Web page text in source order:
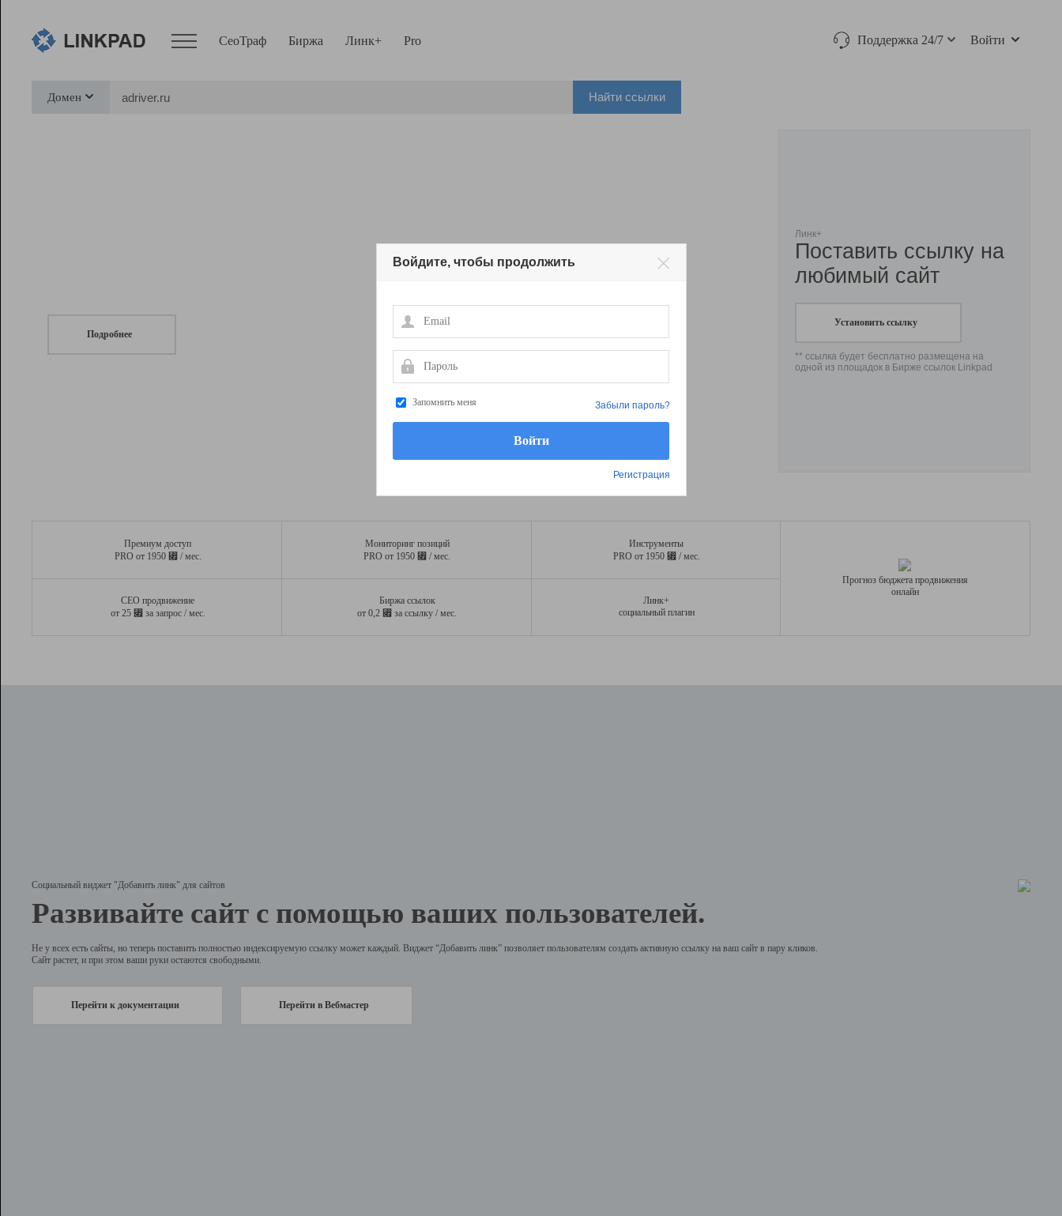
СеоТраф Биржа Линк+ Pro Поддержка 24/7 Войти
Домен Найти ссылки
Подробнее
Линк+
Поставить ссылку на
любимый сайт
Установить ссылку
** ссылка будет бесплатно размещена на
одной из площадок в Бирже ссылок Linkpad
Премиум доступ
PRO от 1950 ⃏ / мес.
Мониторинг позиций
PRO от 1950 ⃏ / мес.
Инструменты
PRO от 1950 ⃏ / мес.
СЕО продвижение
от 25 ⃏ за запрос / мес.
Биржа ссылок
от 0,2 ⃏ за ссылку / мес.
Линк+
социальный плагин
Прогноз бюджета продвижения
онлайн
Социальный виджет "Добавить линк" для сайтов
Развивайте сайт с помощью ваших пользователей.
Не у всех есть сайты, но теперь поставить полностью индексируемую ссылку может каждый. Виджет “Добавить линк” позволяет пользователям создать активную ссылку на ваш сайт в пару кликов.
Сайт растет, и при этом ваши руки остаются свободными.
Перейти к документации Перейти в Вебмастер
Войдите, чтобы продолжить
Email
Пароль
Запомнить меня
Регистрация
Забыли пароль?